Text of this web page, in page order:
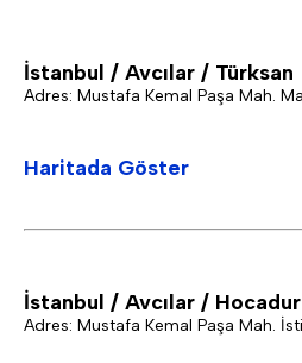
İstanbul / Avcılar / Türksan
Adres: Mustafa Kemal Paşa Mah.
Haritada Göster
İstanbul / Avcılar /
Adres: Mustafa Kemal Paşa Mah.